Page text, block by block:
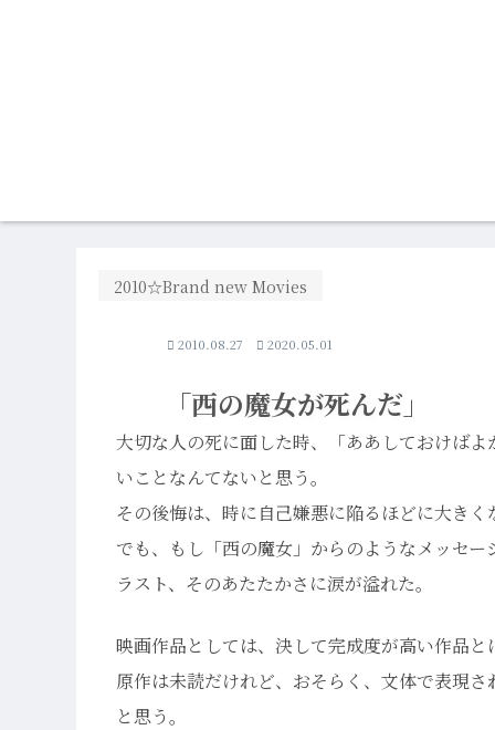
「西の魔女が死んだ」
2010☆Brand new Movies
2010.08.27 2020.05.01
大切な人の死に面した時、「ああしておけば
いことなんてないと思う。
その後悔は、時に自己嫌悪に陥るほどに大きく
でも、もし「西の魔女」からのようなメッセー
ラスト、そのあたたかさに涙が溢れた。
映画作品としては、決して完成度が高い作品と
原作は未読だけれど、おそらく、文体で表現
と思う。